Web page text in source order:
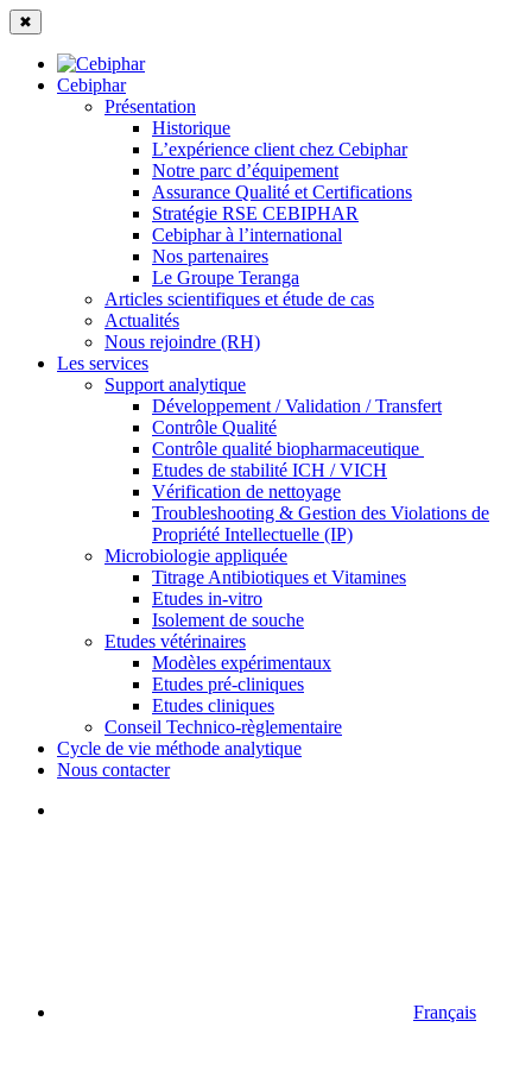
✖
Cebiphar
Présentation
Historique
L’expérience client chez Cebiphar
Notre parc d’équipement
Assurance Qualité et Certifications
Stratégie RSE CEBIPHAR
Cebiphar à l’international
Nos partenaires
Le Groupe Teranga
Articles scientifiques et étude de cas
Actualités
Nous rejoindre (RH)
Les services
Support analytique
Développement / Validation / Transfert
Contrôle Qualité
Contrôle qualité biopharmaceutique
Etudes de stabilité ICH / VICH
Vérification de nettoyage
Troubleshooting & Gestion des Violations de
Propriété Intellectuelle (IP)
Microbiologie appliquée
Titrage Antibiotiques et Vitamines
Etudes in-vitro
Isolement de souche
Etudes vétérinaires
Modèles expérimentaux
Etudes pré-cliniques
Etudes cliniques
Conseil Technico-règlementaire
Cycle de vie méthode analytique
Nous contacter
Français